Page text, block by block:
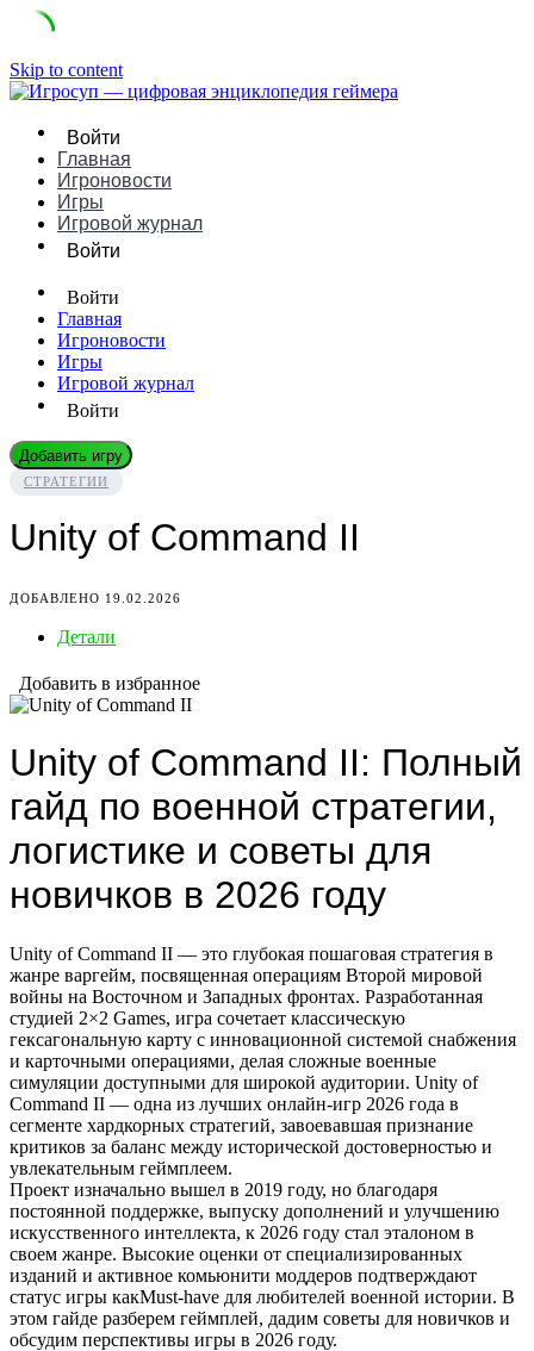
Skip to content
Войти
Главная
Игроновости
Игры
Игровой журнал
Войти
Войти
Главная
Игроновости
Игры
Игровой журнал
Войти
Добавить игру
СТРАТЕГИИ
Unity of Command II
ДОБАВЛЕНО 19.02.2026
Детали
Добавить в избранное
Unity of Command II: Полный
гайд по военной стратегии,
логистике и советы для
новичков в 2026 году
Unity of Command II — это глубокая пошаговая стратегия в
жанре варгейм, посвященная операциям Второй мировой
войны на Восточном и Западных фронтах. Разработанная
студией 2×2 Games, игра сочетает классическую
гексагональную карту с инновационной системой снабжения
и карточными операциями, делая сложные военные
симуляции доступными для широкой аудитории. Unity of
Command II — одна из лучших онлайн-игр 2026 года в
сегменте хардкорных стратегий, завоевавшая признание
критиков за баланс между исторической достоверностью и
увлекательным геймплеем.
Проект изначально вышел в 2019 году, но благодаря
постоянной поддержке, выпуску дополнений и улучшению
искусственного интеллекта, к 2026 году стал эталоном в
своем жанре. Высокие оценки от специализированных
изданий и активное комьюнити моддеров подтверждают
статус игры какMust-have для любителей военной истории. В
этом гайде разберем геймплей, дадим советы для новичков и
обсудим перспективы игры в 2026 году.